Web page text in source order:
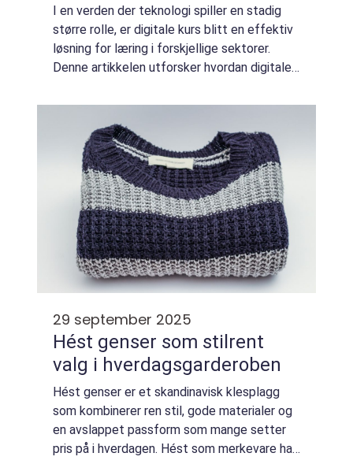
I en verden der teknologi spiller en stadig
større rolle, er digitale kurs blitt en effektiv
løsning for læring i forskjellige sektorer.
Denne artikkelen utforsker hvordan digitale
29 september 2025
Hést genser som stilrent
valg i hverdagsgarderoben
Hést genser er et skandinavisk klesplagg
som kombinerer ren stil, gode materialer og
en avslappet passform som mange setter
pris på i hverdagen. Hést som merkevare har